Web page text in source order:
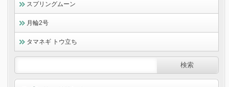
スプリングムーン
月輪2号
タマネギ トウ立ち